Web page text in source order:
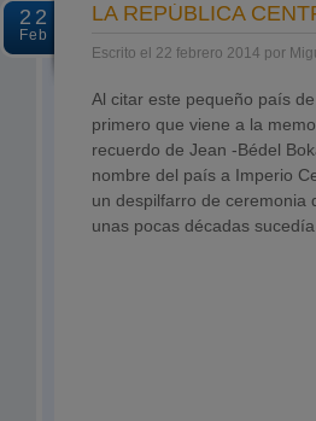
22
Feb
LA REPÚBLICA
Escrito el 22 febrero 2014 por
Al citar este pequeño país
primero que viene a la
recuerdo de Jean -Bédel
nombre del país a Imperio
un despilfarro de ceremonia
unas pocas décadas